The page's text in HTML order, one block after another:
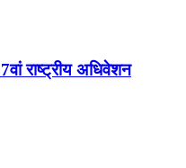
राष्ट्रीय अधिवेशन